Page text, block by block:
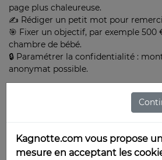
page plus chaleureuse.
✍️ Rédiger un petit mot pour
🎯 Fixer un objectif, par exemple 500
chambre de bébé.
🔒 Paramétrer la confidentialité :
anonymat possible.
2. Partagez votre cagnotte aux
Vous pouvez partager votre
✅ Messenger
✅ Email
Kagnotte.com vous propose
mesure en acceptant les